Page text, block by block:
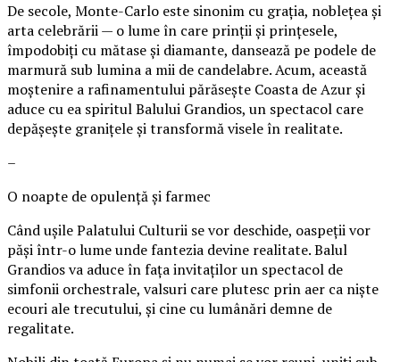
De secole, Monte-Carlo este sinonim cu grația, noblețea și
arta celebrării — o lume în care prinții și prințesele,
împodobiți cu mătase și diamante, dansează pe podele de
marmură sub lumina a mii de candelabre. Acum, această
moștenire a rafinamentului părăsește Coasta de Azur și
aduce cu ea spiritul Balului Grandios, un spectacol care
depășește granițele și transformă visele în realitate.
–
O noapte de opulență și farmec
Când ușile Palatului Culturii se vor deschide, oaspeții vor
păși într-o lume unde fantezia devine realitate. Balul
Grandios va aduce în fața invitaților un spectacol de
simfonii orchestrale, valsuri care plutesc prin aer ca niște
ecouri ale trecutului, și cine cu lumânări demne de
regalitate.